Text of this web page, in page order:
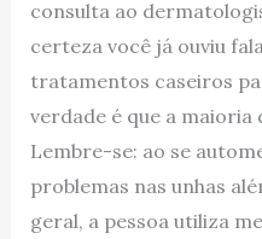
consulta ao
certeza você já ouviu
tratamentos caseiros
verdade é que a maioria
Lembre-se: ao se
problemas nas unhas
geral, a pessoa utiliza